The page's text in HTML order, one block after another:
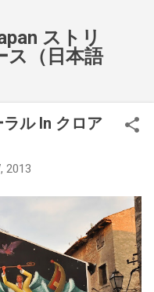
ストリ
ス（日本語
ル In クロア
2013